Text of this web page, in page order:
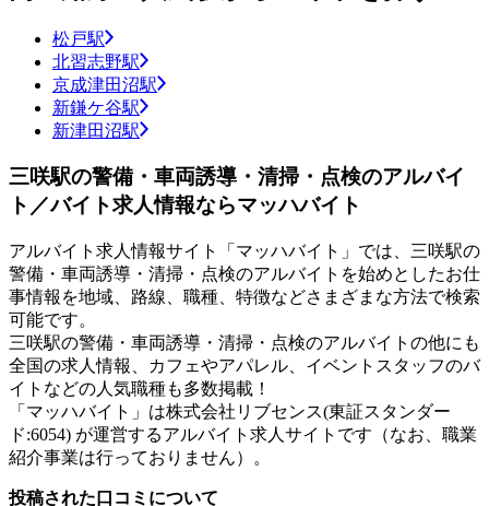
松戸駅
北習志野駅
京成津田沼駅
新鎌ケ谷駅
新津田沼駅
三咲駅の警備・車両誘導・清掃・点検のアルバイ
ト／バイト求人情報ならマッハバイト
アルバイト求人情報サイト「マッハバイト」では、三咲駅の
警備・車両誘導・清掃・点検のアルバイトを始めとしたお仕
事情報を地域、路線、職種、特徴などさまざまな方法で検索
可能です。
三咲駅の警備・車両誘導・清掃・点検のアルバイトの他にも
全国の求人情報、カフェやアパレル、イベントスタッフのバ
イトなどの人気職種も多数掲載！
「マッハバイト」は株式会社リブセンス(東証スタンダー
ド:6054) が運営するアルバイト求人サイトです（なお、職業
紹介事業は行っておりません）。
投稿された口コミについて